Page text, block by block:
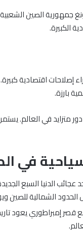
الكبيرة.
إصلاحات اقتصادية
بارزة.
متزايد في العالم.
في
عجائب الدنيا السبع
الشمالية للصين
إمبراطوري يعود